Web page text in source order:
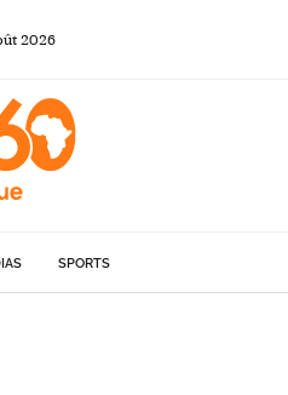
2026
SPORTS